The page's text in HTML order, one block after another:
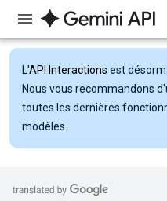
L'API Interactions est
Nous vous recommandons
toutes les dernières
modèles.